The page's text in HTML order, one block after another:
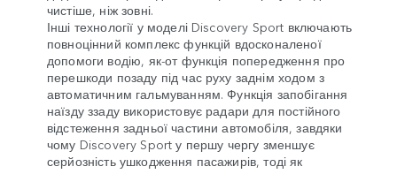
чистіше, ніж зовні.
Інші технології у моделі Discovery Sport включають
повноцінний комплекс функцій вдосконаленої
допомоги водію, як-от функція попередження про
перешкоди позаду під час руху заднім ходом з
автоматичним гальмуванням. Функція запобігання
наїзду ззаду використовує радари для постійного
відстеження задньої частини автомобіля, завдяки
чому Discovery Sport у першу чергу зменшує
серйозність ушкодження пасажирів, тоді як